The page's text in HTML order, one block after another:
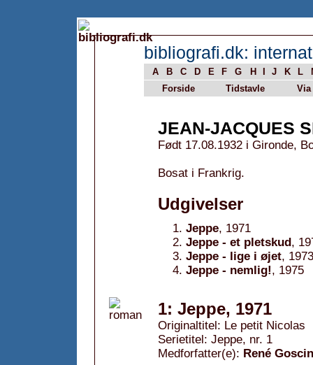
bibliografi.dk:
A B C D E F G H J K L
Forside
Tidstavle Via
JEAN-JACQUES
Født 17.08.1932 i Gironde,
Bosat i Frankrig.
Udgivelser
Jeppe, 1971
Jeppe - et pletskud,
Jeppe - lige i øjet, 1973
Jeppe - nemlig!, 1975
1: Jeppe, 1971
Originaltitel: Le petit Nicolas
Serietitel: Jeppe, nr. 1
Medforfatter(e): René